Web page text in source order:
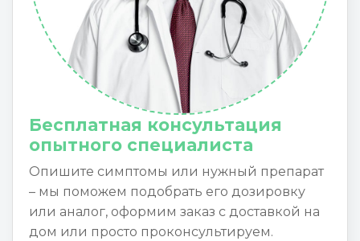
Бесплатная консультация
опытного специалиста
Опишите симптомы или нужный препарат
– мы поможем подобрать его дозировку
или аналог, оформим заказ с доставкой на
дом или просто проконсультируем.